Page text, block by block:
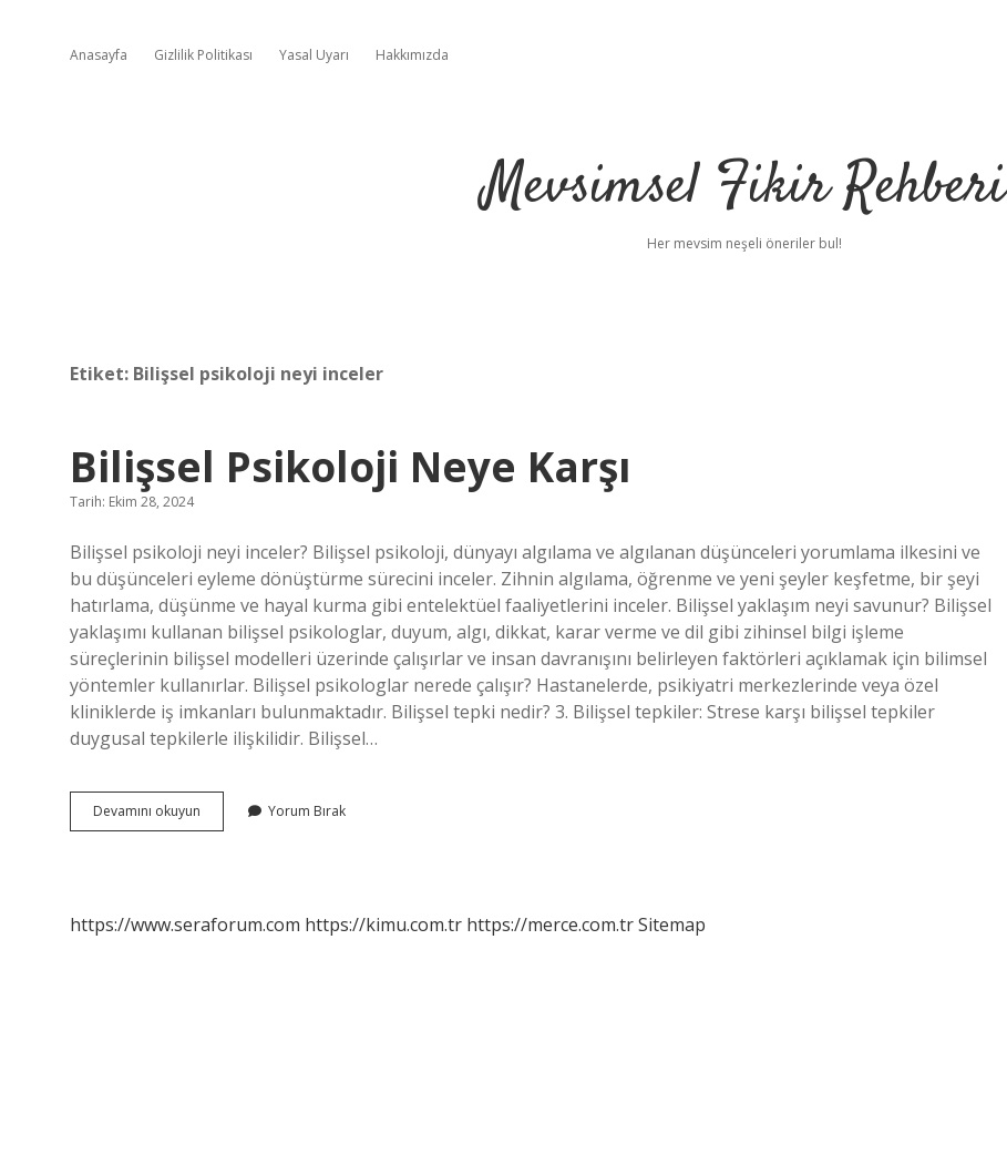
Anasayfa Gizlilik Politikası Yasal Uyarı Hakkımızda
Mevsimsel Fikir Rehberi
Her mevsim neşeli öneriler bul!
Etiket: Bilişsel psikoloji neyi inceler
Bilişsel Psikoloji Neye Karşı
Tarih: Ekim 28, 2024
Bilişsel psikoloji neyi inceler? Bilişsel psikoloji, dünyayı algılama ve algılanan düşünceleri yorumlama ilkesini ve
bu düşünceleri eyleme dönüştürme sürecini inceler. Zihnin algılama, öğrenme ve yeni şeyler keşfetme, bir şeyi
hatırlama, düşünme ve hayal kurma gibi entelektüel faaliyetlerini inceler. Bilişsel yaklaşım neyi savunur? Bilişsel
yaklaşımı kullanan bilişsel psikologlar, duyum, algı, dikkat, karar verme ve dil gibi zihinsel bilgi işleme
süreçlerinin bilişsel modelleri üzerinde çalışırlar ve insan davranışını belirleyen faktörleri açıklamak için bilimsel
yöntemler kullanırlar. Bilişsel psikologlar nerede çalışır? Hastanelerde, psikiyatri merkezlerinde veya özel
kliniklerde iş imkanları bulunmaktadır. Bilişsel tepki nedir? 3. Bilişsel tepkiler: Strese karşı bilişsel tepkiler
duygusal tepkilerle ilişkilidir. Bilişsel…
Devamını okuyun
Psikoloji
Yorum Bırak
https://www.seraforum.com https://kimu.com.tr https://merce.com.trSitemap